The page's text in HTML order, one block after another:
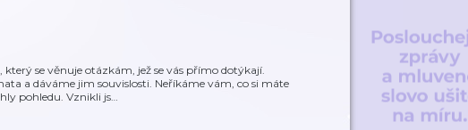
se věnuje otázkám, jež se vás přímo dotýkají.
a dáváme jim souvislosti. Neříkáme vám, co si máte
pohledu. Vznikli js…